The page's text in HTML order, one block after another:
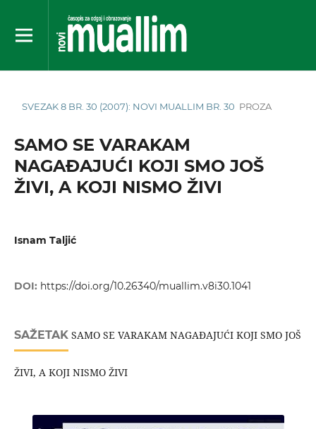
SVEZAK 8 BR. 30 (2007): NOVI MUALLIM BR. 30 PROZA
SAMO SE VARAKAM
NAGAĐAJUĆI KOJI SMO JOŠ
ŽIVI, A KOJI NISMO ŽIVI
Isnam Taljić
DOI: https://doi.org/10.26340/muallim.v8i30.1041
SAŽETAKSAMO SE VARAKAM NAGAĐAJUĆI KOJI SMO JOŠ
ŽIVI, A KOJI NISMO ŽIVI